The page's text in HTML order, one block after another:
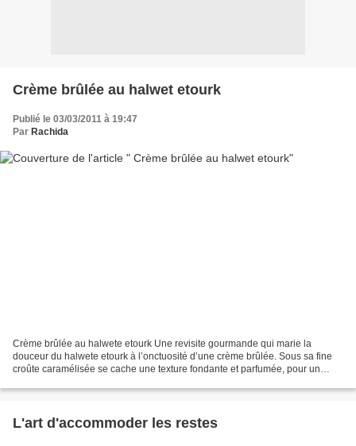
Crème brûlée au halwet etourk
Publié le 03/03/2011 à 19:47
Par Rachida
Crème brûlée au halwete etourk Une revisite gourmande qui marie la
douceur du halwete etourk à l’onctuosité d’une crème brûlée. Sous sa fine
croûte caramélisée se cache une texture fondante et parfumée, pour un
L'art d'accommoder les restes